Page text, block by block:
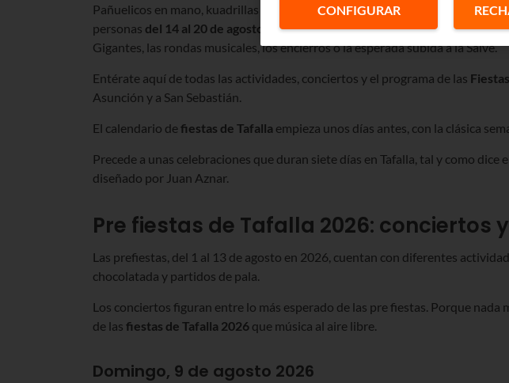
Pañuelicos en mano, kuadrillas y peñas están listas para las Fiestas de Tafalla
personas del 14 al 20 de agosto
en la ciudad navarra. Y es que nadie quiere
Gigantes, las rondas musicales, los encierros o la esperada subida a la Salve.
Entérate aquí de todas las actividades, conciertos y el programa de las
Asunción y a San Sebastián.
El calendario defiestas de Tafalla empieza unos días antes, con la clásica
Precede a unas celebraciones que duran siete días en Tafalla, tal y como
diseñado por Juan Aznar.
Pre fiestas de Tafalla 2026: conciertos
Las prefiestas, del 1 al 13 de agosto en 2026, cuentan con diferentes
chocolatada y partidos de pala.
Los conciertos figuran entre lo más esperado de las pre fiestas. Porque
de las fiestas de Tafalla 2026 que música al aire libre.
Domingo, 9 de agosto 2026
CONFIGURAR